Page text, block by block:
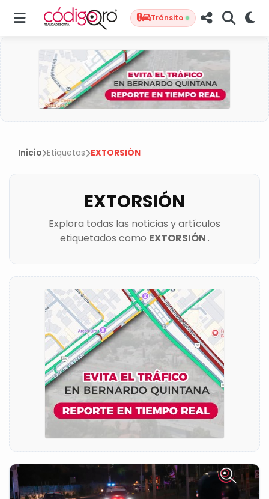
Tránsito
Inicio Etiquetas EXTORSIÓN
EXTORSIÓN
Explora todas las noticias y artículos
etiquetados como EXTORSIÓN.